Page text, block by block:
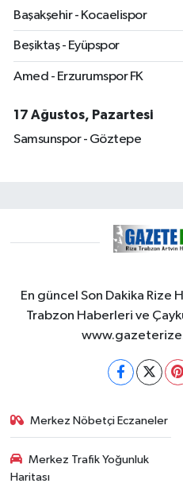
Başakşehir - Kocaelispor
Beşiktaş - Eyüpspor
Amed - Erzurumspor FK
17 Ağustos, Pazartesi
Samsunspor - Göztepe
En güncel Son Dakika
Trabzon Haberleri ve
Merkez Nöbetçi Eczaneler
Merkez Trafik Yoğunluk
Haritası